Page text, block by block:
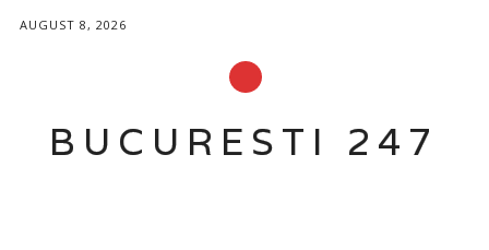
AUGUST 8, 2026
BUCURESTI 247